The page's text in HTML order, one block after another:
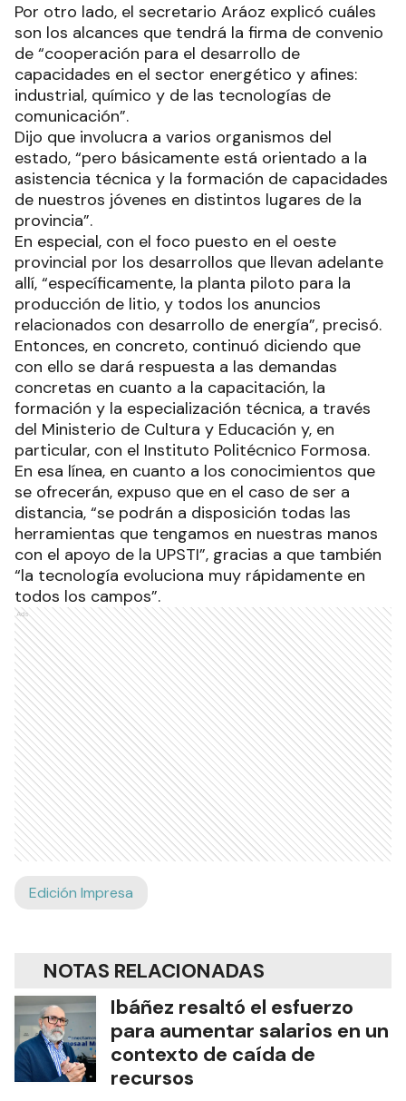
Por otro lado, el secretario Aráoz explicó cuáles
son los alcances que tendrá la firma de convenio
de “cooperación para el desarrollo de
capacidades en el sector energético y afines:
industrial, químico y de las tecnologías de
comunicación”.
Dijo que involucra a varios organismos del
estado, “pero básicamente está orientado a la
asistencia técnica y la formación de capacidades
de nuestros jóvenes en distintos lugares de la
provincia”.
En especial, con el foco puesto en el oeste
provincial por los desarrollos que llevan adelante
allí, “específicamente, la planta piloto para la
producción de litio, y todos los anuncios
relacionados con desarrollo de energía”, precisó.
Entonces, en concreto, continuó diciendo que
con ello se dará respuesta a las demandas
concretas en cuanto a la capacitación, la
formación y la especialización técnica, a través
del Ministerio de Cultura y Educación y, en
particular, con el Instituto Politécnico Formosa.
En esa línea, en cuanto a los conocimientos que
se ofrecerán, expuso que en el caso de ser a
distancia, “se podrán a disposición todas las
herramientas que tengamos en nuestras manos
con el apoyo de la UPSTI”, gracias a que también
“la tecnología evoluciona muy rápidamente en
todos los campos”.
Ads
Edición Impresa
NOTAS RELACIONADAS
Ibáñez resaltó el esfuerzo
para aumentar salarios en un
contexto de caída de
recursos